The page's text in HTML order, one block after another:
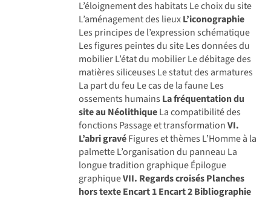
L’éloignement des habitats Le choix du site
L’aménagement des lieuxL’iconographie
Les principes de l’expression schématique
Les figures peintes du site Les données du
mobilier L’état du mobilier Le débitage des
matières siliceuses Le statut des armatures
La part du feu Le cas de la faune Les
ossements humains La fréquentation du
site au NéolithiqueLa compatibilité des
fonctions Passage et transformationVI.
L’abri gravéFigures et thèmes L’Homme à la
palmette L’organisation du panneau La
longue tradition graphique Épilogue
graphiqueVII. Regards croisés Planches
hors texteEncart 1Encart 2Bibliographie